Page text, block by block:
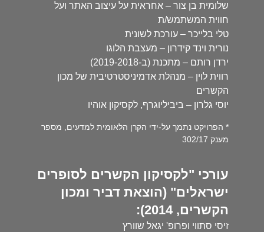
שלומית בן צור – אחראית על עיצוב האתר ועל
חווית המשתמש/ת
טלי בלייכר – עורכת לשונית
נורית וינד קידרון – מעצבת הלוגו
ירדן רותם – מתכנת (ב-2019-2018)
רווית לוין – מנהלת אדמיניסטרטיבית של מכון
הקשרים
יוסי גלרון – ביביליוגרף, לקסיקון אוהיו
* הפרויקט נתמך על-ידי הקרן הלאומית למדעים, מספר
מענק 302/17
עורכי "לקסיקון הקשרים לסופרים
ישראלים" (הוצאת דביר ומכון
הקשרים, 2014):
זיסי סתווי ופרופ' יגאל שוורץ